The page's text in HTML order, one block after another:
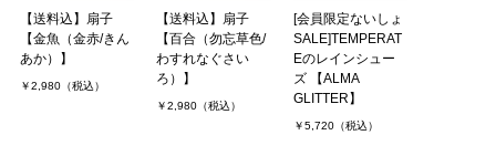
【送料込】扇子
【金魚（金赤/きん
あか）】
￥2,980（税込）
【送料込】扇子
【百合（勿忘草色/
わすれなぐさい
ろ）】
￥2,980（税込）
[会員限定ないしょ
SALE]TEMPERAT
Eのレインシュー
ズ 【ALMA
GLITTER】
￥5,720（税込）